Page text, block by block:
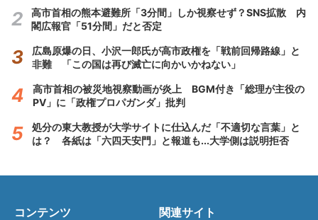
高市首相の熊本避難所「3分間」しか視察せず？SNS拡散 内
閣広報官「51分間」だと否定
広島原爆の日、小沢一郎氏が高市政権を「戦前回帰路線」と
非難 「この国は再び滅亡に向かいかねない」
高市首相の被災地視察動画が炎上 BGM付き「総理が主役の
PV」に「政権プロパガンダ」批判
処分の東大教授が大学サイトに仕込んだ「不適切な言葉」と
は？ 各紙は「六四天安門」と報道も...大学側は説明拒否
コンテンツ 関連サイト